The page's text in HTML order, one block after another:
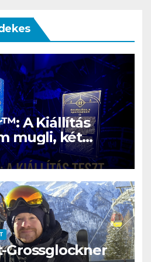
A Kiállítás
mugli, két
varázslatos